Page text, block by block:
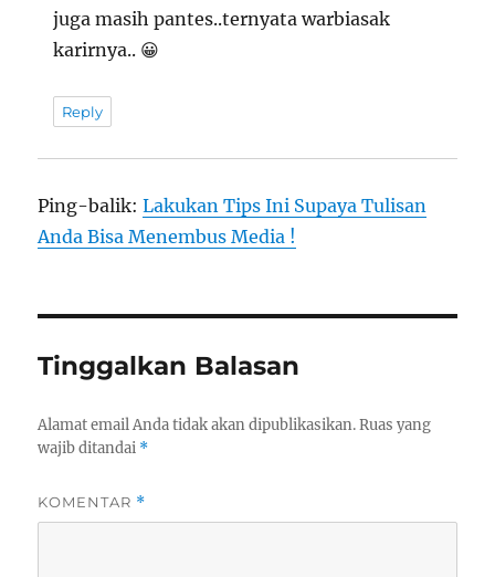
juga masih pantes..ternyata warbiasak
karirnya.. 😀
Reply
Ping-balik:Lakukan Tips Ini Supaya Tulisan
Anda Bisa Menembus Media !
Tinggalkan Balasan
Alamat email Anda tidak akan dipublikasikan. Ruas yang
wajib ditandai *
KOMENTAR *